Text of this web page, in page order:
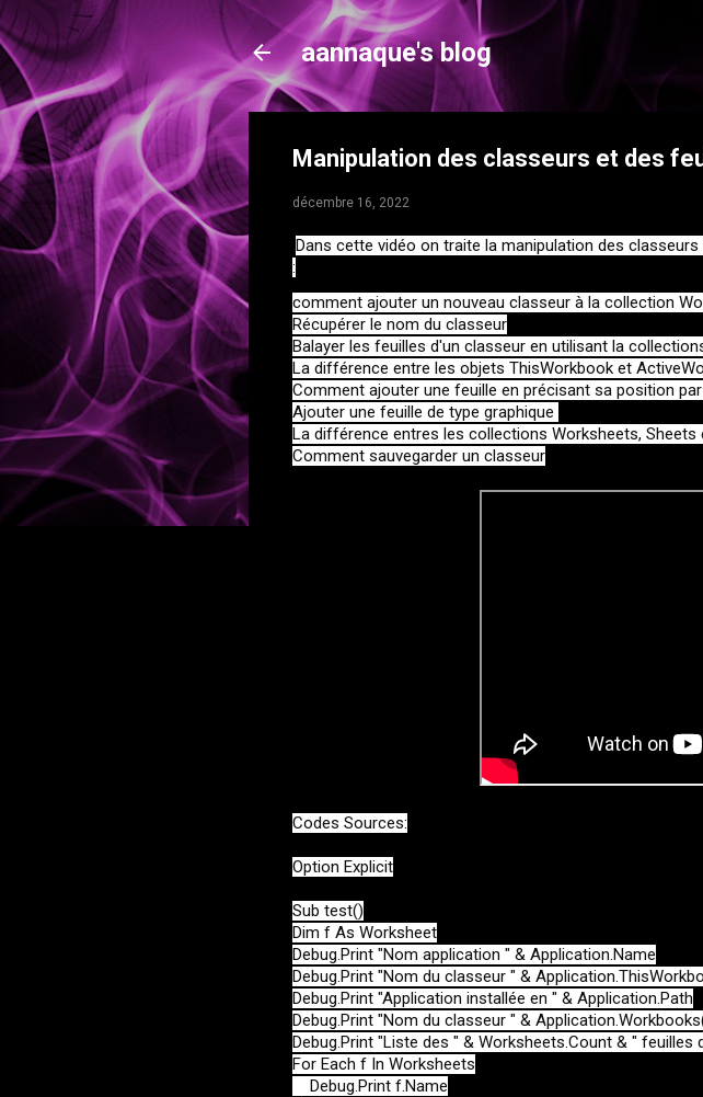
aannaque's blog
Manipulation des classeurs et des
décembre 16, 2022
Dans cette vidéo on traite la manipulation des
:
comment ajouter un nouveau classeur à la collection
Récupérer le nom du classeur
Balayer les feuilles d'un classeur en utilisant la
La différence entre les objets ThisWorkbook et
Comment ajouter une feuille en précisant sa position
Ajouter une feuille de type graphique
La différence entres les collections Worksheets, Sheets
Comment sauvegarder un classeur
Codes Sources:
Option Explicit
Sub test()
Dim f As Worksheet
Debug.Print "Nom application " & Application.Name
Debug.Print "Nom du classeur " &
Debug.Print "Application installée en " & Application.Path
Debug.Print "Nom du classeur " &
Debug.Print "Liste des " & Worksheets.Count & " feuilles
For Each f In Worksheets